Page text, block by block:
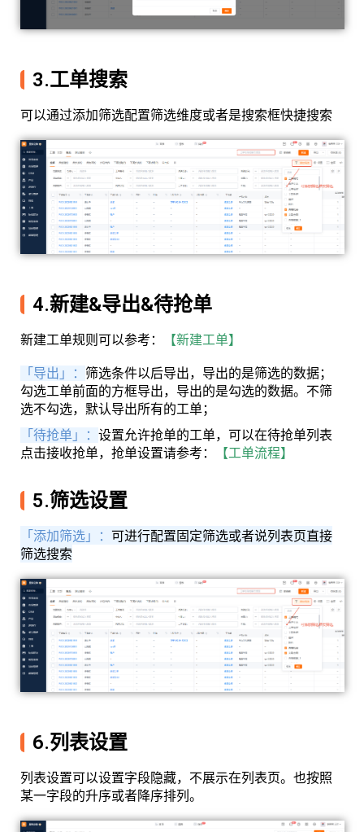
3.工单搜索
可以通过添加筛选配置筛选维度或者是搜索框快捷搜索
4.新建&导出&待抢单
新建工单规则可以参考： 【新建工单】
「导出」： 筛选条件以后导出，导出的是筛选的数据；
勾选工单前面的方框导出，导出的是勾选的数据。不筛
选不勾选，默认导出所有的工单；
「待抢单」： 设置允许抢单的工单，可以在待抢单列表
点击接收抢单，抢单设置请参考：
【工单流程】
5.筛选设置
「添加筛选」： 可进行配置固定筛选或者说列表页直接
筛选搜索
6.列表设置
列表设置可以设置字段隐藏，不展示在列表页。也按照
某一字段的升序或者降序排列。